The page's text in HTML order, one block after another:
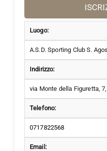
Luogo:
A.S.D. Sporting Club S.
Indirizzo:
via Monte della Figuretta,
Telefono:
0717822568
Email: